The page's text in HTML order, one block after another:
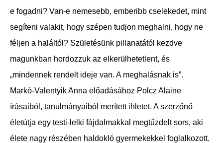
e fogadni? Van-e nemesebb, emberibb cselekedet, mint
segíteni valakit, hogy szépen tudjon meghalni, hogy ne
féljen a haláltól? Születésünk pillanatától kezdve
magunkban hordozzuk az elkerülhetetlent, és
„mindennek rendelt ideje van. A meghalásnak is”.
Markó-Valentyik Anna előadásához Polcz Alaine
írásaiból, tanulmányaiból merített ihletet. A szerzőnő
életútja egy testi-lelki fájdalmakkal megtűzdelt sors, aki
élete nagy részében haldokló gyermekekkel foglalkozott.